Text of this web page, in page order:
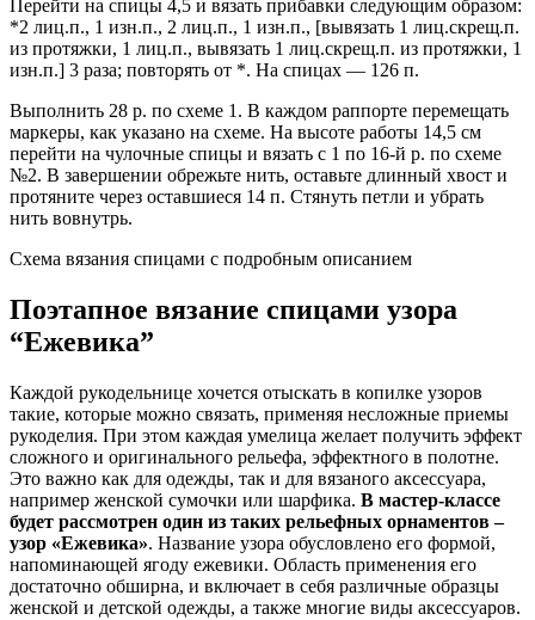
Перейти на спицы 4,5 и вязать прибавки следующим образом:
*2 лиц.п., 1 изн.п., 2 лиц.п., 1 изн.п., [вывязать 1 лиц.скрещ.п.
из протяжки, 1 лиц.п., вывязать 1 лиц.скрещ.п. из протяжки, 1
изн.п.] 3 раза; повторять от *. На спицах — 126 п.
Выполнить 28 р. по схеме 1. В каждом раппорте перемещать
маркеры, как указано на схеме. На высоте работы 14,5 см
перейти на чулочные спицы и вязать с 1 по 16-й р. по схеме
№2. В завершении обрежьте нить, оставьте длинный хвост и
протяните через оставшиеся 14 п. Стянуть петли и убрать
нить вовнутрь.
Схема вязания спицами с подробным описанием
Поэтапное вязание спицами узора
“Ежевика”
Каждой рукодельнице хочется отыскать в копилке узоров
такие, которые можно связать, применяя несложные приемы
рукоделия. При этом каждая умелица желает получить эффект
сложного и оригинального рельефа, эффектного в полотне.
Это важно как для одежды, так и для вязаного аксессуара,
например женской сумочки или шарфика. В мастер-классе
будет рассмотрен один из таких рельефных орнаментов –
узор «Ежевика». Название узора обусловлено его формой,
напоминающей ягоду ежевики. Область применения его
достаточно обширна, и включает в себя различные образцы
женской и детской одежды, а также многие виды аксессуаров.